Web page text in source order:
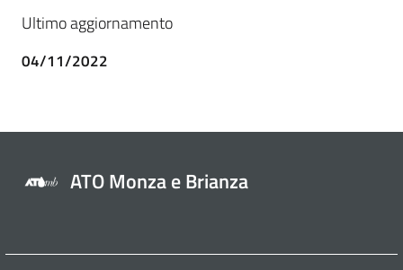
Ultimo aggiornamento
04/11/2022
ATO Monza e Brianza